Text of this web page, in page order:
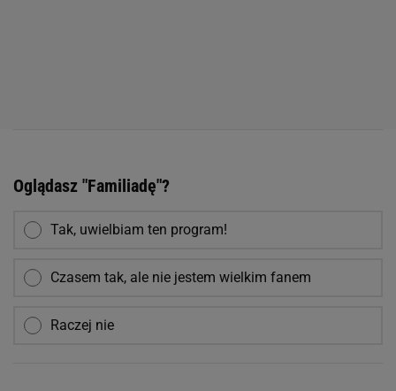
Oglądasz "Familiadę"?
Tak, uwielbiam ten program!
Czasem tak, ale nie jestem wielkim fanem
Raczej nie